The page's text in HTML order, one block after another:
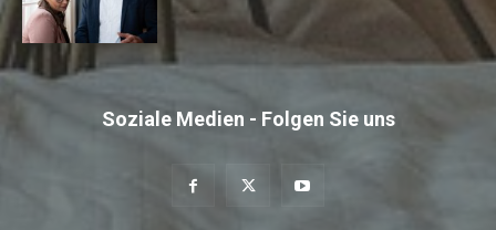
Soziale Medien - Folgen Sie uns